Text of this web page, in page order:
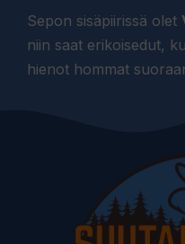
Sepon sisäpiirissä olet
niin saat erikoisedut,
hienot hommat